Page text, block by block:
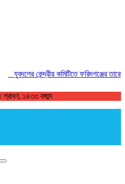
যুবদলের কেন্দ্রীয় কমিটিতে ফরিদগঞ্জের তারেকুর
১৪৩৩ বঙ্গাব্দ
খুজুন